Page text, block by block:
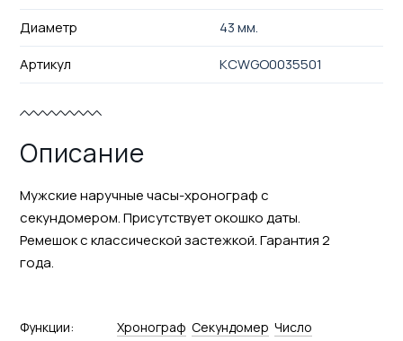
Диаметр
43 мм.
Артикул
KCWGO0035501
Описание
Мужские наручные часы-хронограф с
секундомером. Присутствует окошко даты.
Ремешок с классической застежкой. Гарантия 2
года.
Функции: Хронограф Секундомер Число